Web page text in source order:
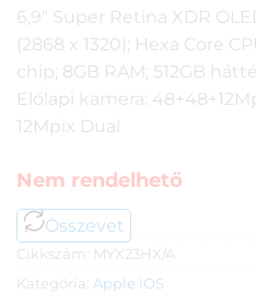
6,9″ Super Retina XDR
(2868 x 1320); Hexa Core
chip; 8GB RAM; 512GB
Előlapi kamera:
12Mpix Dual
Nem rendelhető
Összevet
Cikkszám: MYX23HX/A
Kategória: Apple iOS